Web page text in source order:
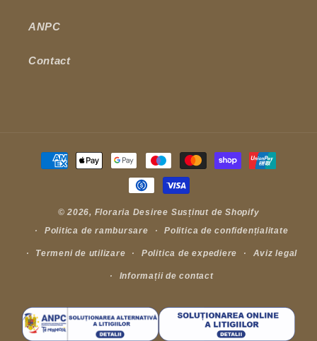
ANPC
Contact
Metode
© 2026, Floraria Desiree Susținut de Shopify
Politica de rambursare
Politica de confidențialitate
Termeni de utilizare Politica de expediere Aviz legal
Informații de contact